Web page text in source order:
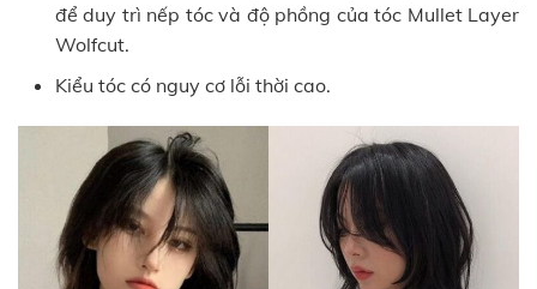
để duy trì nếp tóc và độ phồng của tóc Mullet Layer
Wolfcut.
Kiểu tóc có nguy cơ lỗi thời cao.